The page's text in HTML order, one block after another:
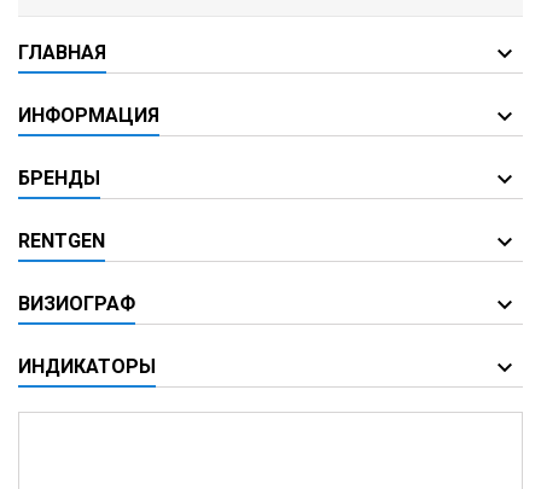
ГЛАВНАЯ
ИНФОРМАЦИЯ
БРЕНДЫ
RENTGEN
ВИЗИОГРАФ
ИНДИКАТОРЫ